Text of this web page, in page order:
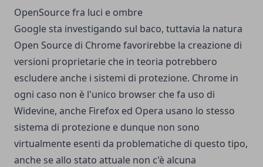
OpenSource fra luci e ombre
Google sta investigando sul baco, tuttavia la natura
Open Source di Chrome favorirebbe la creazione di
versioni proprietarie che in teoria potrebbero
escludere anche i sistemi di protezione. Chrome in
ogni caso non è l'unico browser che fa uso di
Widevine, anche Firefox ed Opera usano lo stesso
sistema di protezione e dunque non sono
virtualmente esenti da problematiche di questo tipo,
anche se allo stato attuale non c'è alcuna